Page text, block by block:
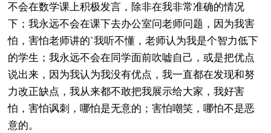
不会在数学课上积极发言，除非在我非常准确的情况
下；我永远不会在课下去办公室问老师问题，因为我害
怕，害怕老师讲的`我听不懂，老师认为我是个智力低下
的学生；我永远不会在同学面前吹嘘自己，或是把优点
说出来，因为我认为我没有优点，我一直都在发现和努
力改正缺点，我从来都不敢把我展示给大家，我好害
怕，害怕讽刺，哪怕是无意的；害怕嘲笑，哪怕不是恶
意的。